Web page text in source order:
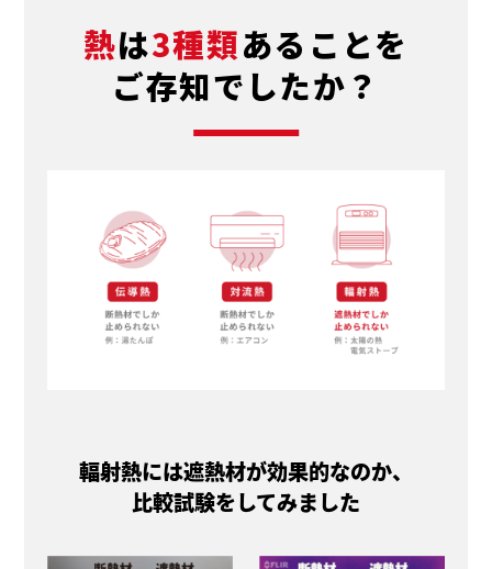
熱は3種類あることを
ご存知でしたか？
輻射熱には遮熱材が効果的なのか、
比較試験をしてみました